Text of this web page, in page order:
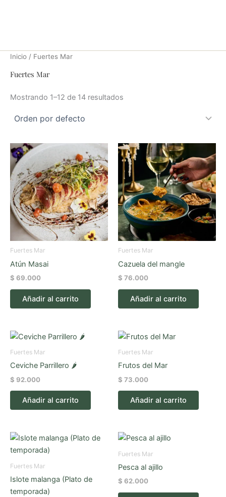
Inicio / Fuertes Mar
Fuertes Mar
Mostrando 1–12 de 14 resultados
Fuertes Mar
Atún Masai
$ 69.000
Añadir al carrito
Fuertes Mar
Cazuela del mangle
$ 76.000
Añadir al carrito
Fuertes Mar
Ceviche Parrillero 🌶️
$ 92.000
Añadir al carrito
Fuertes Mar
Frutos del Mar
$ 73.000
Añadir al carrito
Fuertes Mar
Islote malanga (Plato de
temporada)
Fuertes Mar
Pesca al ajillo
$ 62.000